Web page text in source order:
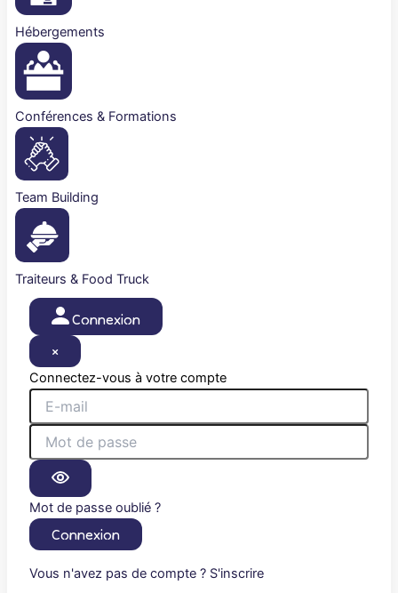
Hébergements
Conférences & Formations
Team Building
Traiteurs & Food Truck
Connexion
×
Connectez-vous à votre compte
Mot de passe oublié ?
Connexion
Vous n'avez pas de compte ? S'inscrire